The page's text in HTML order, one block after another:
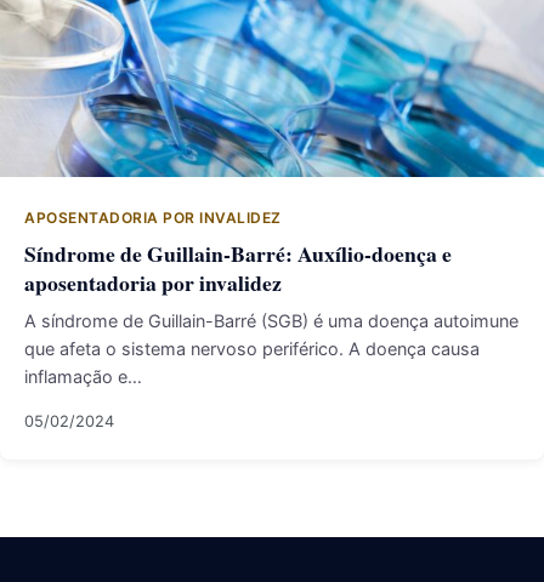
APOSENTADORIA POR INVALIDEZ
Síndrome de Guillain-Barré: Auxílio-doença e
aposentadoria por invalidez
A síndrome de Guillain-Barré (SGB) é uma doença autoimune
que afeta o sistema nervoso periférico. A doença causa
inflamação e…
05/02/2024